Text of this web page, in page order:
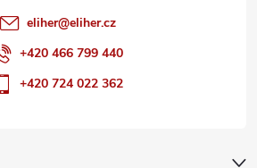
eliher@eliher.cz
+420 466 799 440
+420 724 022 362